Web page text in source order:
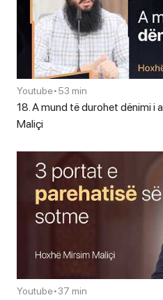
Youtube•53 min
18. A mund të durohet dënimi i
Maliçi
Youtube•37 min